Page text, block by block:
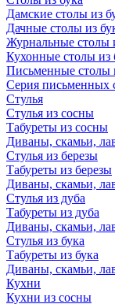
Дамские столы из
Дачные столы из
Журнальные столы
Кухонные столы из
Письменные столы
Серия письменных
Стулья
Стулья из сосны
Табуреты из сосны
Диваны, скамьи,
Стулья из березы
Табуреты из березы
Диваны, скамьи,
Стулья из дуба
Табуреты из дуба
Диваны, скамьи,
Стулья из бука
Табуреты из бука
Диваны, скамьи,
Кухни
Кухни из сосны